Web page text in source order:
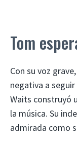
Tom
Con su voz
negativa a
Waits construyó
la música. Su
admirada como